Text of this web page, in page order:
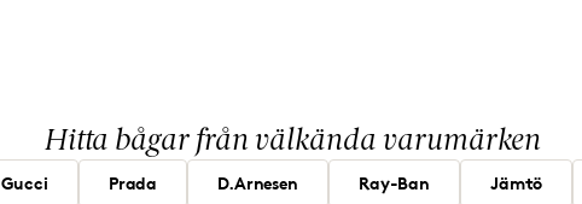
Hitta bågar från välkända varumärken
Gucci Prada D.Arnesen Ray-Ban Jämtö